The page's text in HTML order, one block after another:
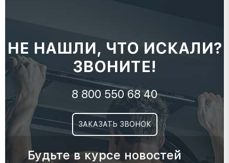
НЕ НАШЛИ, ЧТО ИСКАЛИ?
ЗВОНИТЕ!
8 800 550 68 40
ЗАКАЗАТЬ ЗВОНОК
Будьте в курсе новостей